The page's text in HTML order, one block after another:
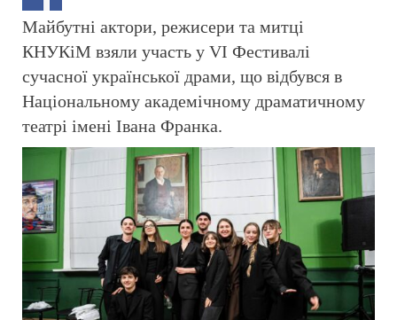
Майбутні актори, режисери та митці
КНУКіМ взяли участь у VI Фестивалі
сучасної української драми, що відбувся в
Національному академічному драматичному
театрі імені Івана Франка.